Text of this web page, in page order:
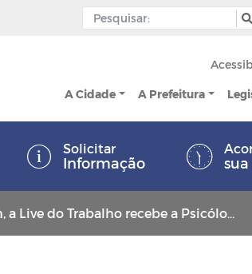
A Cidade A Prefeitura
Solicitar
Informação
a Psicóloga Fyneia Hemilia e a Assistente Social Patrícia Érica.